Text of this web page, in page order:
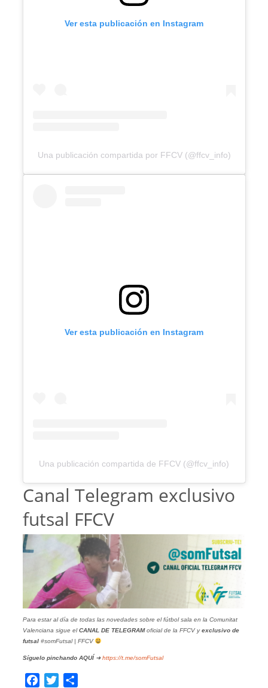
Ver esta publicación en Instagram
Una publicación compartida por FFCV (@ffcv_info)
Ver esta publicación en Instagram
Una publicación compartida de FFCV (@ffcv_info)
Canal Telegram exclusivo
futsal FFCV
Para estar al día de todas las novedades sobre el fútbol sala en la Comunitat
Valenciana sigue elCANAL DE TELEGRAMoficial de la FFCV yexclusivo de
futsal#somFutsal | FFCV
Síguelo pinchando AQUÍ➜https://t.me/somFutsal
Facebook
Twitter